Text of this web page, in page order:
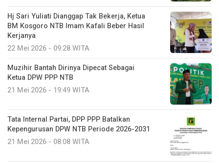
Hj Sari Yuliati Dianggap Tak Bekerja, Ketua
BM Kosgoro NTB Imam Kafali Beber Hasil
Kerjanya
22 Mei 2026 - 09:28 WITA
Muzihir Bantah Dirinya Dipecat Sebagai
Ketua DPW PPP NTB
21 Mei 2026 - 19:49 WITA
Tata Internal Partai, DPP PPP Batalkan
Kepengurusan DPW NTB Periode 2026-2031
21 Mei 2026 - 08:08 WITA